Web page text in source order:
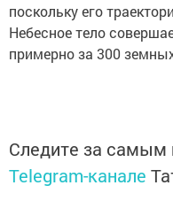
поскольку его
Небесное тело
примерно за 300
Следите за
Telegram-канале